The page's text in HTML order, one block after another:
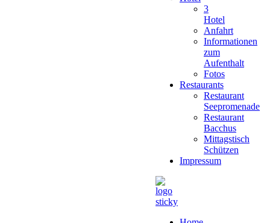
3
Hotel
Anfahrt
Informationen
zum
Aufenthalt
Fotos
Restaurants
Restaurant
Seepromenade
Restaurant
Bacchus
Mittagstisch
Schützen
Impressum